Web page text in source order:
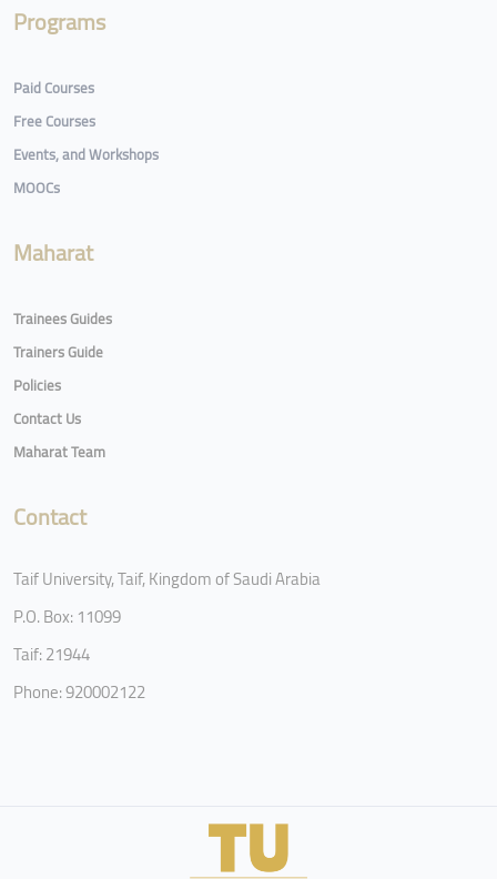
Programs
Paid Courses
Free Courses
Events, and Workshops
MOOCs
Maharat
Trainees Guides
Trainers Guide
Policies
Contact Us
Maharat Team
Contact
Taif University, Taif, Kingdom of Saudi Arabia
P.O. Box: 11099
Taif: 21944
Phone: 920002122